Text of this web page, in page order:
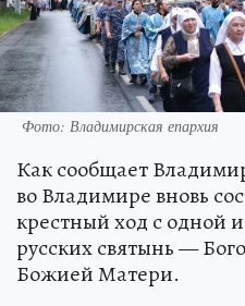
Фото: Владимирская епархия
Как сообщает
во Владимире вновь
крестный ход с одной
русских святынь —
Божией Матери.